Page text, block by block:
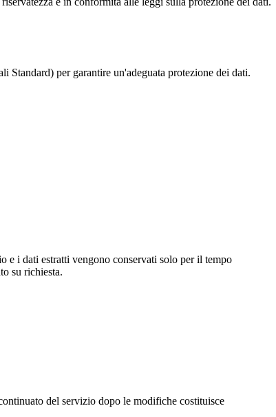
per garantire un'adeguata protezione dei dati.
e i dati estratti vengono conservati solo per il tempo
su richiesta.
del servizio dopo le modifiche costituisce